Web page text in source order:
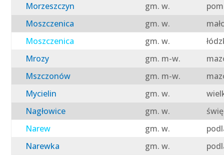
Morzeszczyn
gm. w.
Moszczenica
gm. w.
Moszczenica
gm. w.
Mrozy
gm. m-w.
Mszczonów
gm. m-w.
Mycielin
gm. w.
Nagłowice
gm. w.
Narew
gm. w.
Narewka
gm. w.